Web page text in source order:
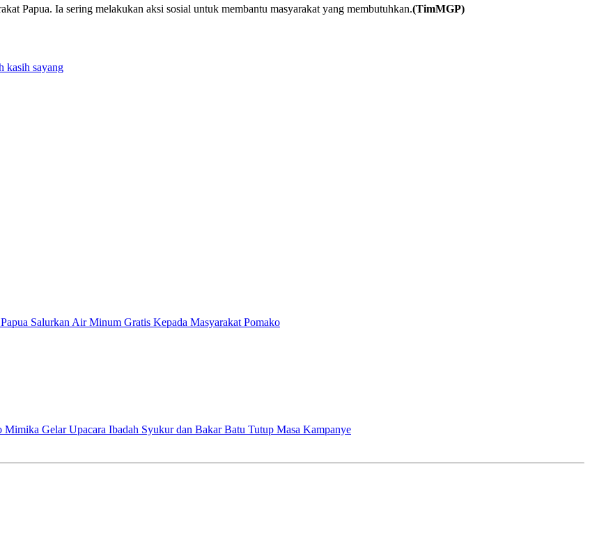
Papua. Ia sering melakukan aksi sosial untuk membantu masyarakat yang membutuhkan.(TimMGP)
kasih sayang
Salurkan Air Minum Gratis Kepada Masyarakat Pomako
Mimika Gelar Upacara Ibadah Syukur dan Bakar Batu Tutup Masa Kampanye